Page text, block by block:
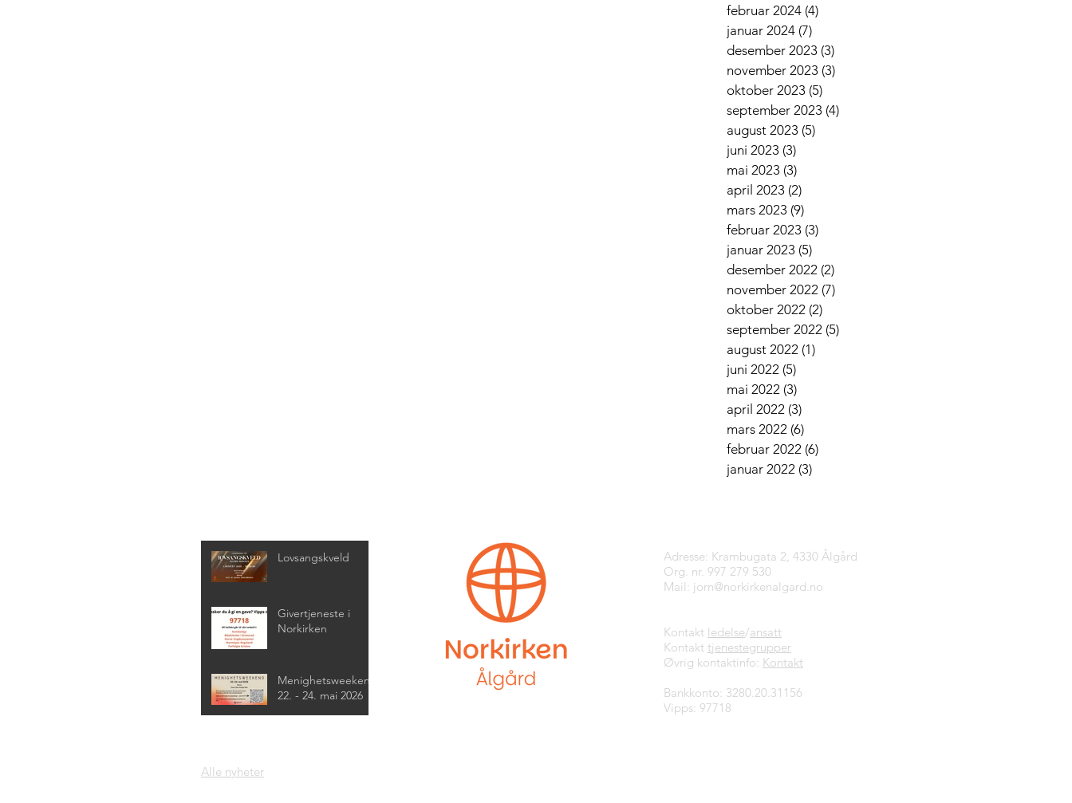
februar 2024 (4)
januar 2024 (7)
desember 2023 (3)
november 2023 (3)
oktober 2023 (5)
september 2023 (4)
august 2023 (5)
juni 2023 (3)
mai 2023 (3)
april 2023 (2)
mars 2023 (9)
februar 2023 (3)
januar 2023 (5)
desember 2022 (2)
november 2022 (7)
oktober 2022 (2)
september 2022 (5)
august 2022 (1)
juni 2022 (5)
mai 2022 (3)
april 2022 (3)
mars 2022 (6)
februar 2022 (6)
januar 2022 (3)
Lovsangskveld
Givertjeneste i
Norkirken
Menighetsweekend
22. - 24. mai 2026
Adresse: Krambugata 2, 4330 Ålgård
Org. nr. 997 279 530
Mail: jorn@norkirkenalgard.no
Kontakt ledelse/ansatt
Kontakt tjenestegrupper
Øvrig kontaktinfo: Kontakt
Bankkonto: 3280.20.31156
Vipps: 97718
Alle nyheter